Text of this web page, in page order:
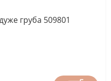
груба 509801